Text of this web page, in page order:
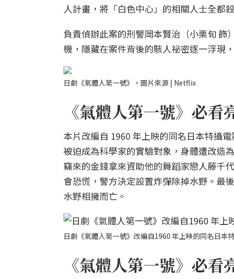
人計畫，將「白色中心」的相關人士全都
負責偵辦此案的刑警岡本賢治（小栗旬
機，隱藏在案件背後的駭人祕密逐一浮現
日劇《氣體人第一號》。圖片來源 | Netflix
《氣體人第一號》必
本片改編自 1960 年上映的同名日本特攝
被迫成為科學家的實驗對象，身體遭改造
竊來的金錢拿來資助他的舞蹈家戀人藤千
會恐慌，警方決定設置炸彈除掉水野。最
水野相擁而亡。
日劇《氣體人第一號》改編自1960 年上映的同名日本
《氣體人第一號》必